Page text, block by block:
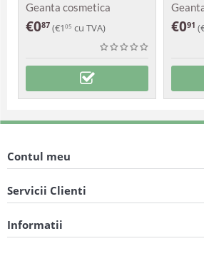
Geanta cosmetica
Zomoco
€087 (€1 05 cu TVA) €091 (
Contul meu
Servicii Clienti
Informatii